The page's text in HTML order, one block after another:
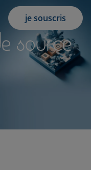
je souscris
source